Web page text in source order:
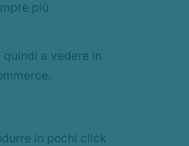
più
a vedere in
in pochi click